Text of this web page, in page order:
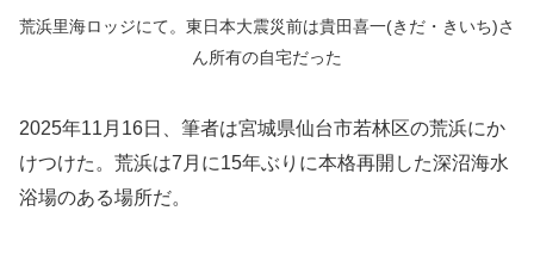
荒浜里海ロッジにて。東日本大震災前は貴田喜一(きだ・きいち)さ
ん所有の自宅だった
2025年11月16日、筆者は宮城県仙台市若林区の荒浜にか
けつけた。荒浜は7月に15年ぶりに本格再開した深沼海水
浴場のある場所だ。